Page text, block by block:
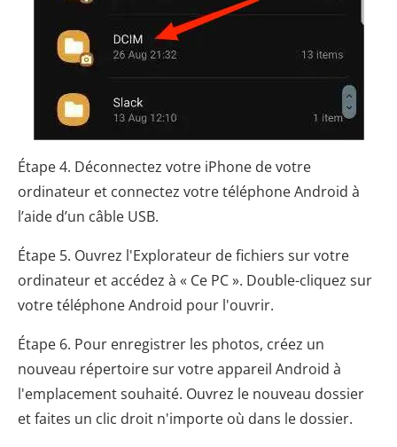
Étape 4. Déconnectez votre iPhone de votre
ordinateur et connectez votre téléphone Android à
l’aide d’un câble USB.
Étape 5. Ouvrez l'Explorateur de fichiers sur votre
ordinateur et accédez à « Ce PC ». Double-cliquez sur
votre téléphone Android pour l'ouvrir.
Étape 6. Pour enregistrer les photos, créez un
nouveau répertoire sur votre appareil Android à
l'emplacement souhaité. Ouvrez le nouveau dossier
et faites un clic droit n'importe où dans le dossier.